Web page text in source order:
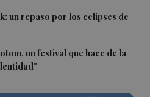
un repaso por los eclipses de
un festival que hace de la